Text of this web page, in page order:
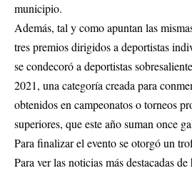
municipio.
Además, tal y como apuntan las
tres premios dirigidos a deportistas
se condecoró a deportistas
2021, una categoría creada para
obtenidos en campeonatos o torneos
superiores, que este año suman once
Para finalizar el evento se otorgó un
Para ver las noticias más destacadas de